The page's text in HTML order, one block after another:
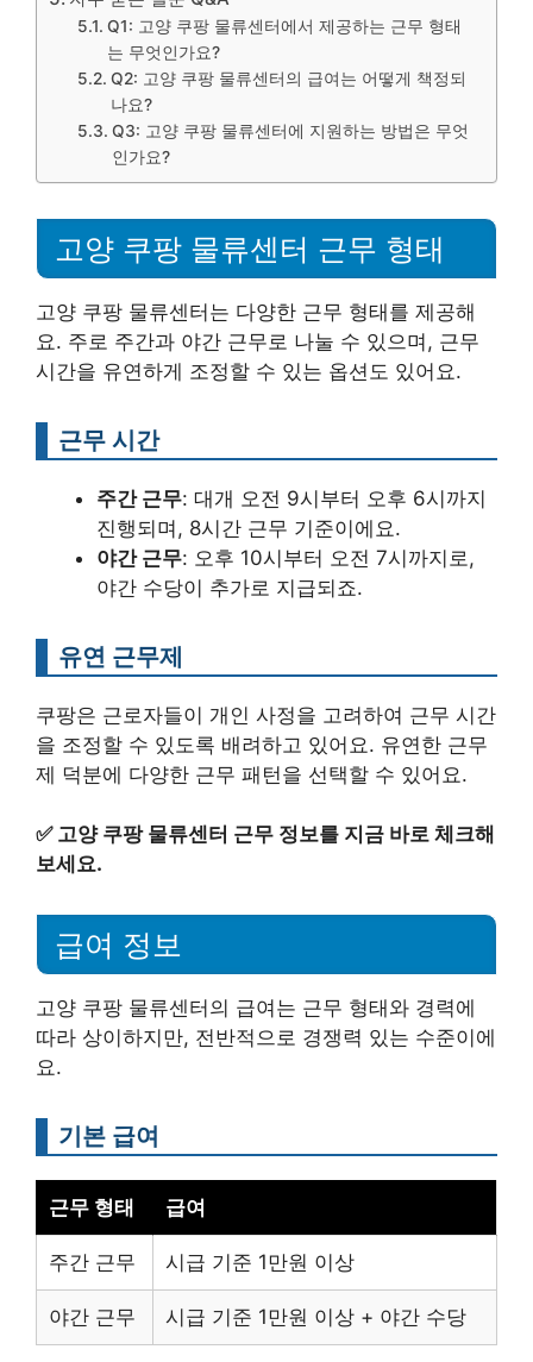
Q1: 고양 쿠팡 물류센터에서 제공하는 근무 형태
는 무엇인가요?
Q2: 고양 쿠팡 물류센터의 급여는 어떻게 책정되
나요?
Q3: 고양 쿠팡 물류센터에 지원하는 방법은 무엇
인가요?
고양 쿠팡 물류센터 근무 형태
고양 쿠팡 물류센터는 다양한 근무 형태를 제공해
요. 주로 주간과 야간 근무로 나눌 수 있으며, 근무
시간을 유연하게 조정할 수 있는 옵션도 있어요.
근무 시간
주간 근무: 대개 오전 9시부터 오후 6시까지
진행되며, 8시간 근무 기준이에요.
야간 근무: 오후 10시부터 오전 7시까지로,
야간 수당이 추가로 지급되죠.
유연 근무제
쿠팡은 근로자들이 개인 사정을 고려하여 근무 시간
을 조정할 수 있도록 배려하고 있어요. 유연한 근무
제 덕분에 다양한 근무 패턴을 선택할 수 있어요.
✅ 고양 쿠팡 물류센터 근무 정보를 지금 바로 체크해
보세요.
급여 정보
고양 쿠팡 물류센터의 급여는 근무 형태와 경력에
따라 상이하지만, 전반적으로 경쟁력 있는 수준이에
요.
기본 급여
근무 형태 급여
주간 근무 시급 기준 1만원 이상
야간 근무 시급 기준 1만원 이상 + 야간 수당